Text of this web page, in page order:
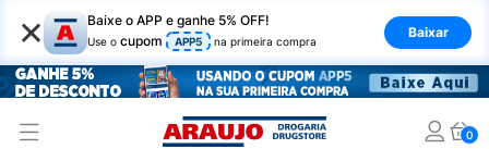
× Baixe o APP e ganhe 5% OFF!
Use o cupom APP5 na primeira compra
Baixar
0